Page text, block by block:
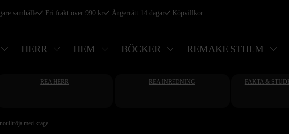
samhälle Fri frakt över 990 kr Ångerrätt 14 dagar Köpvillkor
HERR HEM BÖCKER REMAKE STHLM
REA HERR REA INREDNING FAKTA &
med krage